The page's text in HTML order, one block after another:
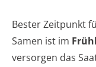
Bester Zeitpunkt
Samen ist im
versorgen das